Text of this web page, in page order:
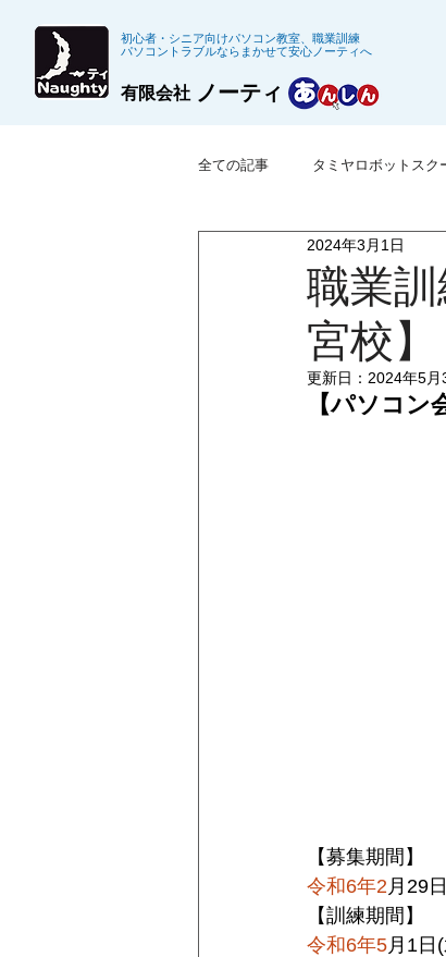
初心者・シニア向けパソコン教室、職業訓練
パソコントラブルならまかせて安心ノーティへ
ノーティ
有限会社
全ての記事 タミヤロボットスク
※募集終了した職業訓練
職業
宮校】
2024年3月1日
更新日： 2024年5月
【パソコ
【募集期間】
令和6年2 月29
【訓練期間】
令和6年5 月1日